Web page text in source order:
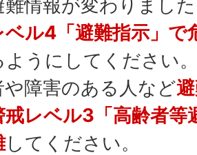
難情報が変わりまし
ベル4「避難指示」で
ようにしてください
や障害のある人など
戒レベル3「高齢者等
してください。